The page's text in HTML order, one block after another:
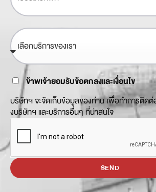
ข้าพเจ้ายอมรับข้อตกลงและเงื่อนไข
บริษัทฯ จะจัดเก็บข้อมูลของท่าน เพื่อทำการติด
งบริษัทฯ และบริการอื่นๆ ที่น่าสนใจ
SEND